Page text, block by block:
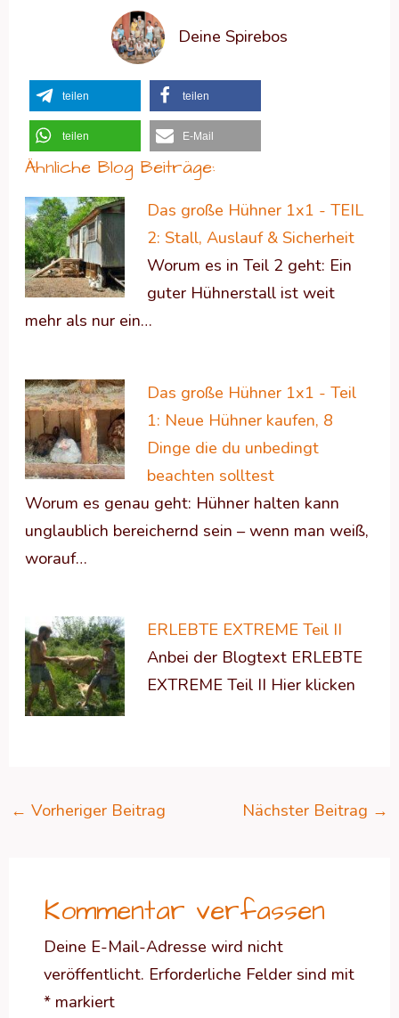
Deine Spirebos
teilen teilen
teilen E-Mail
Ähnliche Blog Beiträge:
Das große Hühner 1x1 - TEIL
2: Stall, Auslauf & Sicherheit
Worum es in Teil 2 geht: Ein
guter Hühnerstall ist weit
mehr als nur ein…
Das große Hühner 1x1 - Teil
1: Neue Hühner kaufen, 8
Dinge die du unbedingt
beachten solltest
Worum es genau geht: Hühner halten kann
unglaublich bereichernd sein – wenn man weiß,
worauf…
ERLEBTE EXTREME Teil II
Anbei der Blogtext ERLEBTE
EXTREME Teil II Hier klicken
← Vorheriger Beitrag Nächster Beitrag →
Kommentar verfassen
Deine E-Mail-Adresse wird nicht
veröffentlicht. Erforderliche Felder sind mit
*markiert